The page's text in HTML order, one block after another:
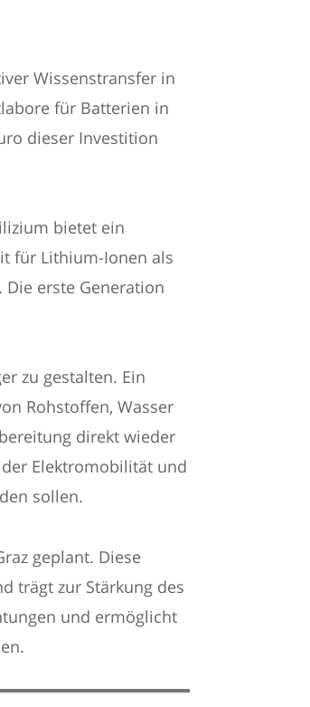
Wissenstransfer in
für Batterien in
dieser Investition
bietet ein
für Lithium-Ionen als
erste Generation
zu gestalten. Ein
Rohstoffen, Wasser
direkt wieder
Elektromobilität und
sollen.
geplant. Diese
trägt zur Stärkung des
und ermöglicht